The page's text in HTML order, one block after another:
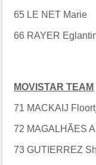
65 LE NET Marie
66 RAYER
MOVISTAR TEAM
71 MACKAIJ
72 MAGALHÃES
73 GUTIERREZ